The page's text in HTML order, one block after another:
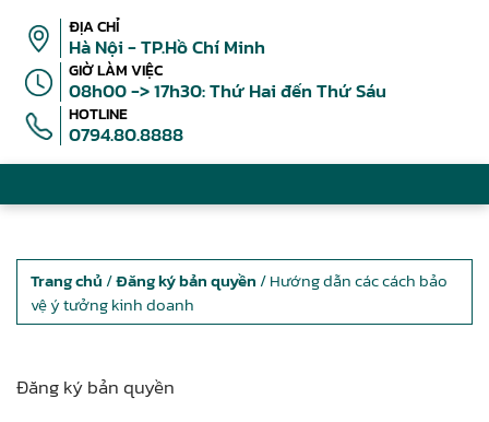
ĐỊA CHỈ
Hà Nội - TP.Hồ Chí Minh
GIỜ LÀM VIỆC
08h00 -> 17h30: Thứ Hai đến Thứ Sáu
HOTLINE
0794.80.8888
Trang chủ /Đăng ký bản quyền / Hướng dẫn các cách bảo
vệ ý tưởng kinh doanh
Đăng ký bản quyền